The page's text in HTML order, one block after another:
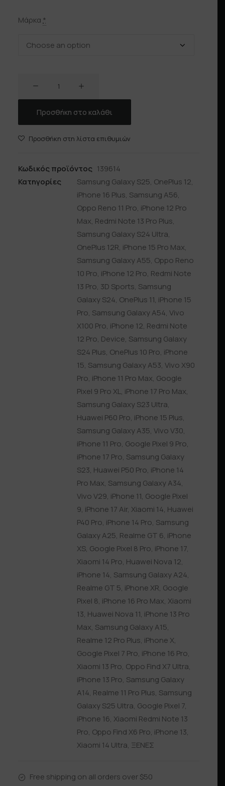
Μάρκα *
Προσθήκη στο καλάθι
Προσθήκη στη λίστα επιθυμιών
Κωδικός προϊόντος 139614
Κατηγορίες
Samsung Galaxy S25, OnePlus 12,
iPhone 16 Plus, Samsung A56,
Oppo Reno 11 Pro, iPhone 12 Pro
Max, Redmi Note 13 Pro Plus,
Samsung Galaxy S24 Ultra,
OnePlus 12R, iPhone 15 Pro Max,
Samsung Galaxy A55, Oppo Reno
10 Pro, iPhone 12 Pro, Redmi Note
13 Pro, 3D Sports, Samsung
Galaxy S24, OnePlus 11, iPhone 15
Pro, Samsung Galaxy A54, Vivo
X100 Pro, iPhone 12, Redmi Note
12 Pro, Device, Samsung Galaxy
S24 Plus, OnePlus 10 Pro, iPhone
15, Samsung Galaxy A53, Vivo X90
Pro, iPhone 11 Pro Max, Google
Pixel 9 Pro XL, iPhone 17 Pro Max,
Samsung Galaxy S23 Ultra,
Huawei P60 Pro, iPhone 15 Plus,
Samsung Galaxy A35, Vivo V30,
iPhone 11 Pro, Google Pixel 9 Pro,
iPhone 17 Pro, Samsung Galaxy
S23, Huawei P50 Pro, iPhone 14
Pro Max, Samsung Galaxy A34,
Vivo V29, iPhone 11, Google Pixel
9, iPhone 17 Air, Xiaomi 14, Huawei
P40 Pro, iPhone 14 Pro, Samsung
Galaxy A25, Realme GT 6, iPhone
XS, Google Pixel 8 Pro, iPhone 17,
Xiaomi 14 Pro, Huawei Nova 12,
iPhone 14, Samsung Galaxy A24,
Realme GT 5, iPhone XR, Google
Pixel 8, iPhone 16 Pro Max, Xiaomi
13, Huawei Nova 11, iPhone 13 Pro
Max, Samsung Galaxy A15,
Realme 12 Pro Plus, iPhone X,
Google Pixel 7 Pro, iPhone 16 Pro,
Xiaomi 13 Pro, Oppo Find X7 Ultra,
iPhone 13 Pro, Samsung Galaxy
A14, Realme 11 Pro Plus, Samsung
Galaxy S25 Ultra, Google Pixel 7,
iPhone 16, Xiaomi Redmi Note 13
Pro, Oppo Find X6 Pro, iPhone 13,
Xiaomi 14 Ultra, ΞΕΝΕΣ
Free shipping on all orders over $50